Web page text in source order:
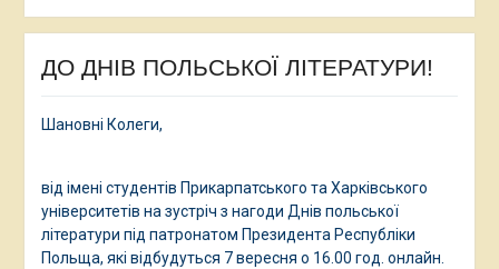
ДО ДНІВ ПОЛЬСЬКОЇ ЛІТЕРАТУРИ!
Шановні Колеги,
від імені студентів Прикарпатського та Харківського
університетів на зустріч з нагоди Днів польської
літератури під патронатом Президента Республіки
Польща, які відбудуться 7 вересня о 16.00 год. онлайн.